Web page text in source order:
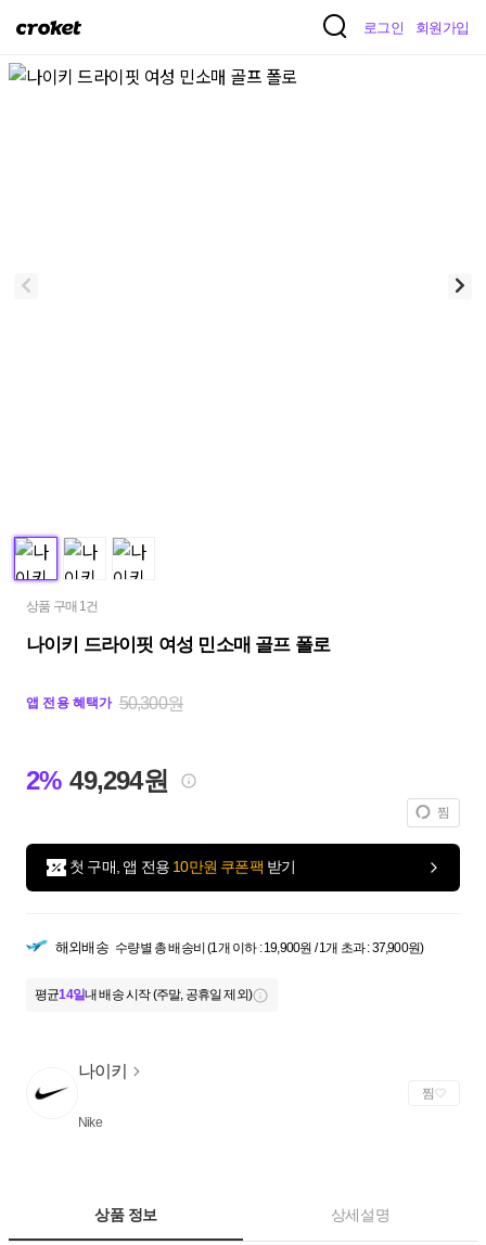
크
켓
로그인 회원가입
상품 구매 1건
나이키 드라이핏 여성 민소매 골프 폴로
앱 전용 혜택가 50,300원
2% 49,294원
찜
첫 구매, 앱 전용 10만원 쿠폰팩 받기
해외배송 수량별 총 배송비 (1개 이하 : 19,900원 / 1개 초과 : 37,900원)
평균14일내 배송 시작 (주말, 공휴일 제외)
나이키
Nike
찜
상품 정보 상세설명